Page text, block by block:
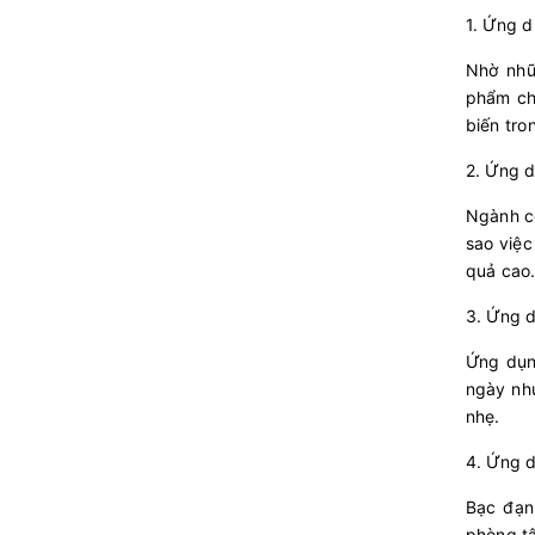
1. Ứng
Nhờ
phẩm
biến
2. Ứng
Ngành
sao
quả cao.
3. Ứng
Ứng
ngày
nhẹ.
4. Ứng
Bạc